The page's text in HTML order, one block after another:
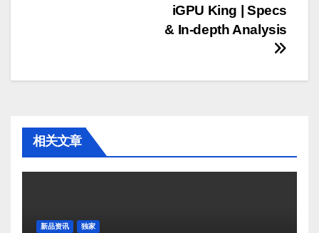
iGPU King | Specs
& In-depth Analysis
相关文章
新品资讯 独家